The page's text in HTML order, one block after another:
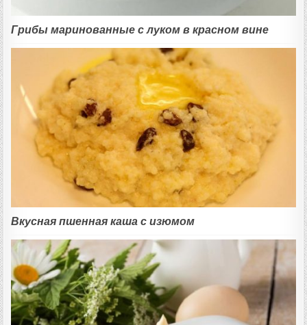
Грибы маринованные с луком в красном вине
Вкусная пшенная каша с изюмом